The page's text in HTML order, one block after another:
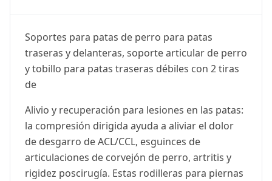
Soportes para patas de perro para patas
traseras y delanteras, soporte articular de perro
y tobillo para patas traseras débiles con 2 tiras
de
Alivio y recuperación para lesiones en las patas:
la compresión dirigida ayuda a aliviar el dolor
de desgarro de ACL/CCL, esguinces de
articulaciones de corvejón de perro, artritis y
rigidez poscirugía. Estas rodilleras para piernas